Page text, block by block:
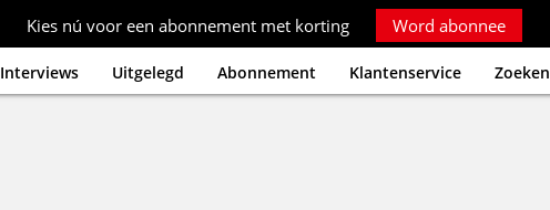
Kies nú voor een abonnement met korting Word abonnee
Interviews Uitgelegd Abonnement Klantenservice Zoeken